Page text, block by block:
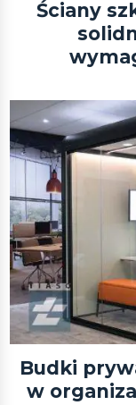
Ściany
Budki
w